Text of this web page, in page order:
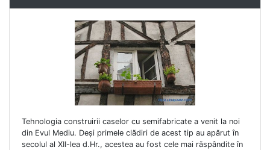
Tehnologia construirii caselor cu semifabricate a venit la noi
din Evul Mediu. Deși primele clădiri de acest tip au apărut în
secolul al XII-lea d.Hr., acestea au fost cele mai răspândite în